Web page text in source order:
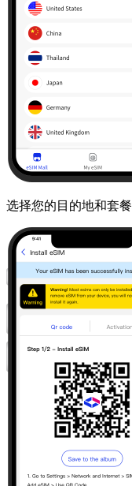
选择您的目的地和套餐